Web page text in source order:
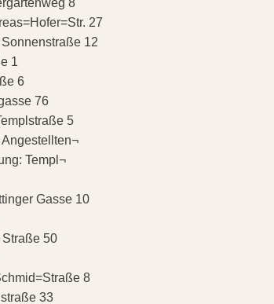
27
12
1
6
76
5
Templ¬
Gasse 10
Straße 50
8
33